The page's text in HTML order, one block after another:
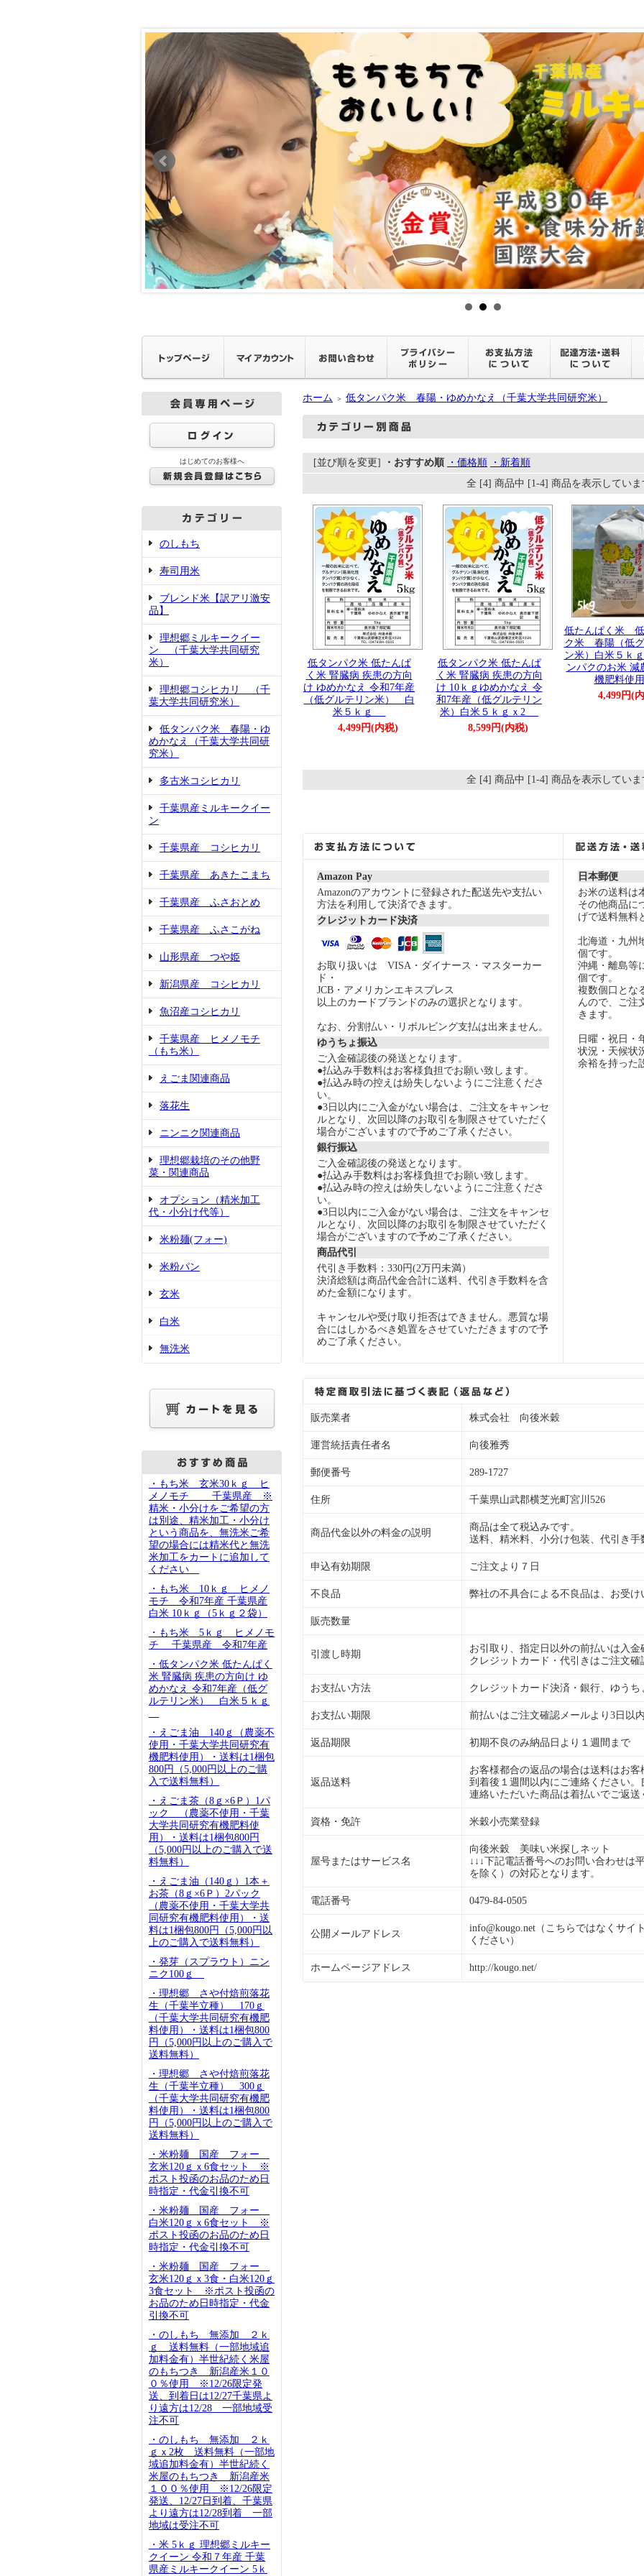
はじめてのお客様へ
のしもち
寿司用米
ブレンド米【訳アリ激安
品】
理想郷ミルキークイー
ン （千葉大学共同研究
米）
理想郷コシヒカリ （千
葉大学共同研究米）
低タンパク米 春陽・ゆ
めかなえ（千葉大学共同研
究米）
多古米コシヒカリ
千葉県産ミルキークイー
ン
千葉県産 コシヒカリ
千葉県産 あきたこまち
千葉県産 ふさおとめ
千葉県産 ふさこがね
山形県産 つや姫
新潟県産 コシヒカリ
魚沼産コシヒカリ
千葉県産 ヒメノモチ
（もち米）
えごま関連商品
落花生
ニンニク関連商品
理想郷栽培のその他野
菜・関連商品
オプション（精米加工
代・小分け代等）
米粉麺(フォー)
米粉パン
玄米
白米
無洗米
・もち米 玄米30ｋｇ ヒ
メノモチ 千葉県産 ※
精米・小分けをご希望の方
は別途、精米加工・小分け
という商品を、無洗米ご希
望の場合には精米代と無洗
米加工をカートに追加して
ください
・もち米 10ｋｇ ヒメノ
モチ 令和7年産 千葉県産
白米 10ｋｇ（5ｋｇ２袋）
・もち米 5ｋｇ ヒメノモ
チ 千葉県産 令和7年産
・低タンパク米 低たんぱく
米 腎臓病 疾患の方向け ゆ
めかなえ 令和7年産（低グ
ルテリン米） 白米５ｋｇ
・えごま油 140ｇ（農薬不
使用・千葉大学共同研究有
機肥料使用）・送料は1梱包
800円（5,000円以上のご購
入で送料無料）
・えごま茶（8ｇ×6Ｐ）1パ
ック （農薬不使用・千葉
大学共同研究有機肥料使
用）・送料は1梱包800円
（5,000円以上のご購入で送
料無料）
・えごま油（140ｇ）1本＋
お茶（8ｇ×6Ｐ）2パック
（農薬不使用・千葉大学共
同研究有機肥料使用）・送
料は1梱包800円（5,000円以
上のご購入で送料無料）
・発芽（スプラウト）ニン
ニク100ｇ
・理想郷 さや付焙煎落花
生（千葉半立種） 170ｇ
（千葉大学共同研究有機肥
料使用）・送料は1梱包800
円（5,000円以上のご購入で
送料無料）
・理想郷 さや付焙煎落花
生（千葉半立種） 300ｇ
（千葉大学共同研究有機肥
料使用）・送料は1梱包800
円（5,000円以上のご購入で
送料無料）
・米粉麺 国産 フォー
玄米120ｇｘ6食セット ※
ポスト投函のお品のため日
時指定・代金引換不可
・米粉麺 国産 フォー
白米120ｇｘ6食セット ※
ポスト投函のお品のため日
時指定・代金引換不可
・米粉麺 国産 フォー
玄米120ｇｘ3食・白米120ｇ
3食セット ※ポスト投函の
お品のため日時指定・代金
引換不可
・のしもち 無添加 ２ｋ
ｇ 送料無料（一部地域追
加料金有）半世紀続く米屋
のもちつき 新潟産米１０
０％使用 ※12/26限定発
送、到着日は12/27千葉県よ
り遠方は12/28 一部地域受
注不可
・のしもち 無添加 ２ｋ
ｇｘ2枚 送料無料（一部地
域追加料金有）半世紀続く
米屋のもちつき 新潟産米
１００％使用 ※12/26限定
発送、12/27日到着、千葉県
より遠方は12/28到着 一部
地域は受注不可
・米 5ｋｇ 理想郷ミルキー
クイーン 令和７年産 千葉
県産ミルキークイーン 5ｋ
ホーム ＞ 低タンパク米 春陽・ゆめかなえ（千葉大学共同研究米）
[並び順を変更] ・おすすめ順 ・価格順
・新着順
全 [4] 商品中 [1-4] 商品を表示していま
低タンパク米 低たんぱ
く米 腎臓病 疾患の方向
け ゆめかなえ 令和7年産
（低グルテリン米） 白
米５ｋｇ
4,499円(内税)
低タンパク米 低たんぱ
く米 腎臓病 疾患の方向
け 10ｋｇゆめかなえ 令
和7年産（低グルテリン
米）白米５ｋｇｘ2
8,599円(内税)
低たんぱく米
ク米 春陽（低グ
ン米）白米５ｋ
ンパクのお米 減
機肥料使用
4,499円(
全 [4] 商品中 [1-4] 商品を表示していま
Amazon Pay
Amazonのアカウントに登録された配送先や支払い
方法を利用して決済できます。
クレジットカード決済
お取り扱いは VISA・ダイナース・マスターカー
ド・
JCB・アメリカンエキスプレス
以上のカードブランドのみの選択となります。
なお、分割払い・リボルビング支払は出来ません。
ゆうちょ振込
ご入金確認後の発送となります。
●払込み手数料はお客様負担でお願い致します。
●払込み時の控えは紛失しないようにご注意くださ
い。
●3日以内にご入金がない場合は、ご注文をキャンセ
ルとなり、次回以降のお取引を制限させていただく
場合がございますので予めご了承ください。
銀行振込
ご入金確認後の発送となります。
●払込み手数料はお客様負担でお願い致します。
●払込み時の控えは紛失しないようにご注意くださ
い。
●3日以内にご入金がない場合は、ご注文をキャンセ
ルとなり、次回以降のお取引を制限させていただく
場合がございますので予めご了承ください。
商品代引
代引き手数料：330円(2万円未満）
決済総額は商品代金合計に送料、代引き手数料を含
めた金額になります。
キャンセルや受け取り拒否はできません。悪質な場
合にはしかるべき処置をさせていただきますので予
めご了承ください。
日本郵便
お米の送料は
その他商品に
げで送料無料
北海道・九州
個です。
沖縄・離島等
個です。
複数個口とな
んので、ご注
きます。
日曜・祝日・
状況・天候状
余裕を持った
販売業者 株式会社 向後米穀
運営統括責任者名 向後雅秀
郵便番号 289-1727
住所 千葉県山武郡横芝光町宮川526
商品代金以外の料金の説明
商品は全て税込みです。
送料、精米料、小分け包装、代引き手
申込有効期限 ご注文より７日
不良品 弊社の不具合による不良品は、お受け
販売数量
引渡し時期
お引取り、指定日以外の前払いは入金
クレジットカード・代引きはご注文
お支払い方法 クレジットカード決済・銀行、ゆうち
お支払い期限 前払いはご注文確認メールより3日以
返品期限 初期不良のみ納品日より１週間まで
返品送料
お客様都合の返品の場合は送料はお
到着後１週間以内にご連絡ください
連絡いただいた商品は着払いでご返送
資格・免許 米穀小売業登録
屋号またはサービス名
向後米穀 美味い米探しネット
↓↓↓下記電話番号へのお問い合わせは
を除く）の対応となります。
電話番号 0479-84-0505
公開メールアドレス
info@kougo.net（こちらではなくサイ
ください）
ホームページアドレス http://kougo.net/